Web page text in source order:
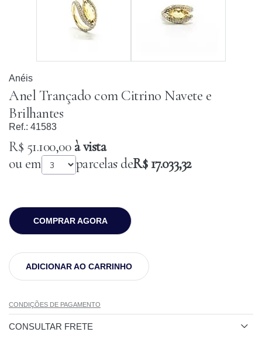
Anéis
Anel Trançado com Citrino Navete e
Brilhantes
Ref.: 41583
R$ 51.100,00à vista
ou em
parcelas deR$ 17.033,32
COMPRAR AGORA
ADICIONAR AO CARRINHO
CONDIÇÕES DE PAGAMENTO
CONSULTAR FRETE